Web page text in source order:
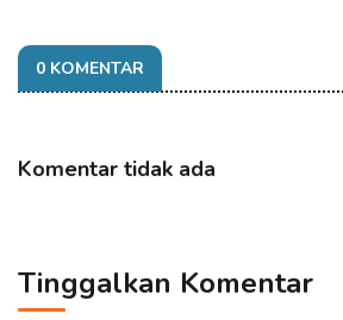
0 KOMENTAR
Komentar tidak ada
Tinggalkan Komentar